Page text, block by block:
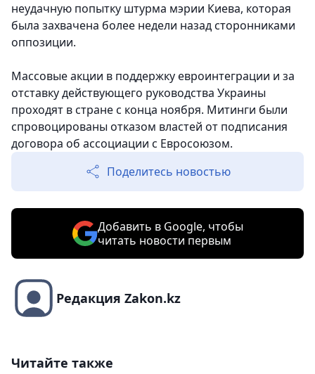
неудачную попытку штурма мэрии Киева, которая
была захвачена более недели назад сторонниками
оппозиции.
Массовые акции в поддержку евроинтеграции и за
отставку действующего руководства Украины
проходят в стране с конца ноября. Митинги были
спровоцированы отказом властей от подписания
договора об ассоциации с Евросоюзом.
Поделитесь новостью
Добавить в Google, чтобы
читать новости первым
Редакция Zakon.kz
Читайте также